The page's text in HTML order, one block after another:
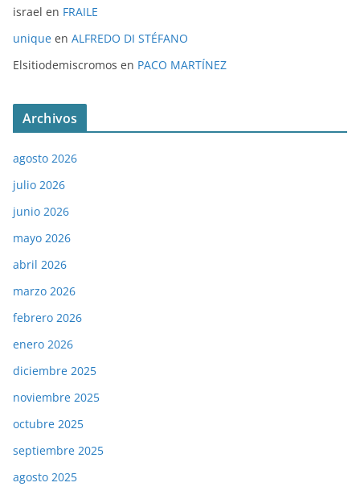
israel en FRAILE
unique en ALFREDO DI STÉFANO
Elsitiodemiscromos en PACO MARTÍNEZ
Archivos
agosto 2026
julio 2026
junio 2026
mayo 2026
abril 2026
marzo 2026
febrero 2026
enero 2026
diciembre 2025
noviembre 2025
octubre 2025
septiembre 2025
agosto 2025